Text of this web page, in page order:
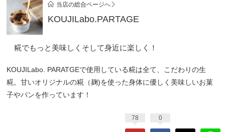
当店の総合ページへ
KOUJILabo.PARTAGE
糀でもっと美味しくそして身近に楽しく！
KOUJILabo. PARATGEで使用している糀は全て、こだわりの生
糀。甘いオリジナルの糀（麹)を使った身体に優しく美味しいお菓
子やパンを作っています！
78 0